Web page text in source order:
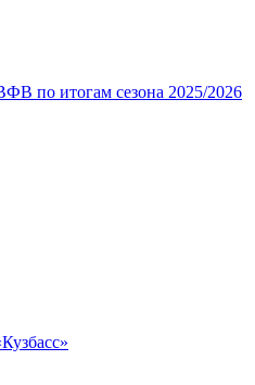
по итогам сезона 2025/2026